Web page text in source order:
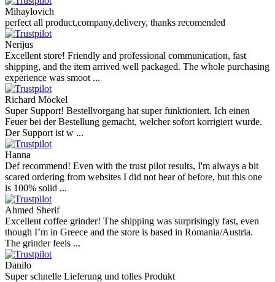
Mihaylovich
perfect all product,company,delivery, thanks recomended
Nerijus
Excellent store! Friendly and professional communication, fast
shipping, and the item arrived well packaged. The whole purchasing
experience was smoot ...
Richard Möckel
Super Support! Bestellvorgang hat super funktioniert. Ich einen
Feuer bei der Bestellung gemacht, welcher sofort korrigiert wurde.
Der Support ist w ...
Hanna
Def recommend! Even with the trust pilot results, I'm always a bit
scared ordering from websites I did not hear of before, but this one
is 100% solid ...
Ahmed Sherif
Excellent coffee grinder! The shipping was surprisingly fast, even
though I’m in Greece and the store is based in Romania/Austria.
The grinder feels ...
Danilo
Super schnelle Lieferung und tolles Produkt